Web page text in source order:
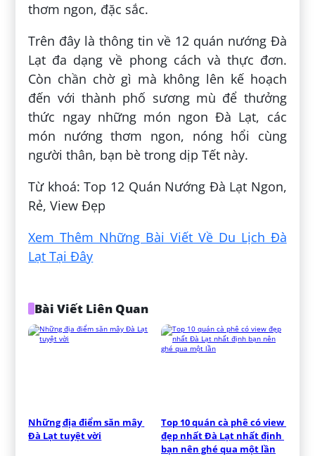
thơm ngon, đặc sắc.
Trên đây là thông tin về 12 quán nướng Đà
Lạt đa dạng về phong cách và thực đơn.
Còn chần chờ gì mà không lên kế hoạch
đến với thành phố sương mù để thưởng
thức ngay những món ngon Đà Lạt, các
món nướng thơm ngon, nóng hổi cùng
người thân, bạn bè trong dịp Tết này.
Từ khoá: Top 12 Quán Nướng Đà Lạt Ngon,
Rẻ, View Đẹp
Xem Thêm Những Bài Viết Về Du Lịch Đà
Lạt Tại Đây
Bài Viết Liên Quan
Những địa điểm săn mây
Đà Lạt tuyệt vời
Top 10 quán cà phê có view
đẹp nhất Đà Lạt nhất định
bạn nên ghé qua một lần